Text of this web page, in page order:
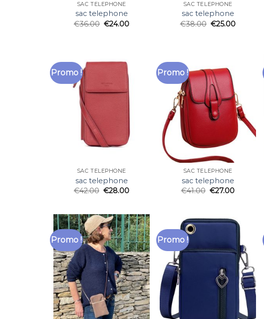
SAC TELEPHONE
sac telephone
€36.00 €24.00
SAC TELEPHONE
sac telephone
€38.00 €25.00
Promo !
SAC TELEPHONE
sac telephone
€42.00 €28.00
Promo !
SAC TELEPHONE
sac telephone
€41.00 €27.00
Promo ! Promo !